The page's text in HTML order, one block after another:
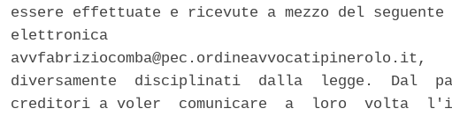
essere effettuate e ricevute a mezzo del
elettronica
diversamente  disciplinati  dalla  legge.  Dal
creditori a voler  comunicare  a  loro  volta